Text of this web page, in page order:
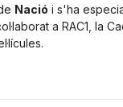
Nació i s'ha
a RAC1, la